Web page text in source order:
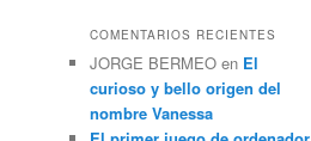
COMENTARIOS RECIENTES
JORGE BERMEO en El
curioso y bello origen del
nombre Vanessa